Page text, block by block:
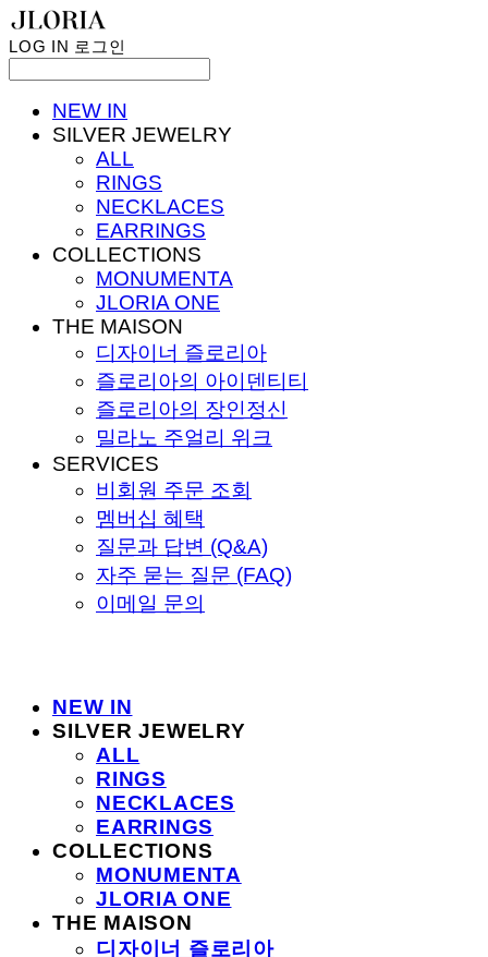
LOG IN 로그인
NEW IN
SILVER JEWELRY
ALL
RINGS
NECKLACES
EARRINGS
COLLECTIONS
MONUMENTA
JLORIA ONE
THE MAISON
디자이너 즐로리아
즐로리아의 아이덴티티
즐로리아의 장인정신
밀라노 주얼리 위크
SERVICES
비회원 주문 조회
멤버십 혜택
질문과 답변 (Q&A)
자주 묻는 질문 (FAQ)
이메일 문의
NEW IN
SILVER JEWELRY
ALL
RINGS
NECKLACES
EARRINGS
COLLECTIONS
MONUMENTA
JLORIA ONE
THE MAISON
디자이너 즐로리아